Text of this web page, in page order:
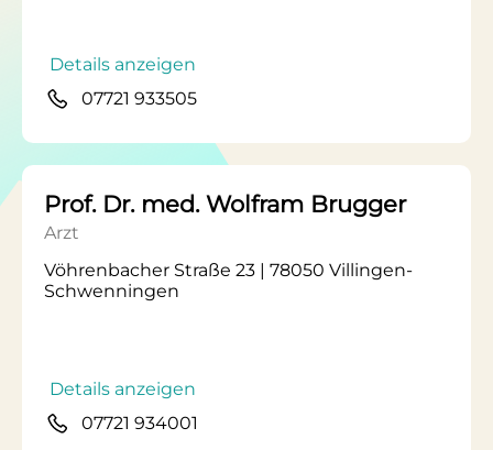
Details anzeigen
07721 933505
Prof. Dr. med. Wolfram Brugger
Arzt
Vöhrenbacher Straße 23 | 78050 Villingen-
Schwenningen
Details anzeigen
07721 934001